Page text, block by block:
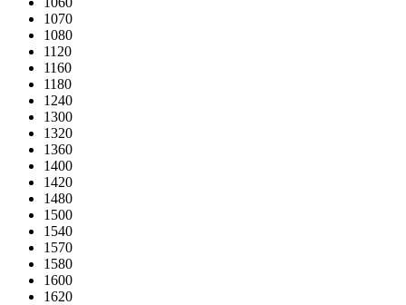
1070
1080
1120
1160
1180
1240
1300
1320
1360
1400
1420
1480
1500
1540
1570
1580
1600
1620